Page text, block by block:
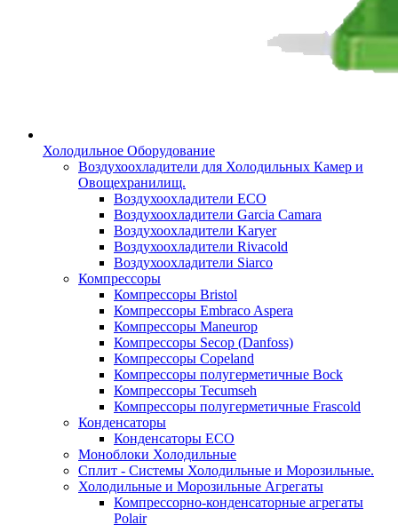
Холодильное Оборудование
Воздухоохладители для Холодильных Камер и
Овощехранилищ.
Воздухоохладители ECO
Воздухоохладители Garcia Camara
Воздухоохладители Karyer
Воздухоохладители Rivacold
Воздухоохладители Siarco
Компрессоры
Компрессоры Bristol
Компрессоры Embraco Aspera
Компрессоры Maneurop
Компрессоры Secop (Danfoss)
Компрессоры Copeland
Компрессоры полугерметичные Bock
Компрессоры Tecumseh
Компрессоры полугерметичные Frascold
Конденсаторы
Конденсаторы ECO
Моноблоки Холодильные
Сплит - Системы Холодильные и Морозильные.
Холодильные и Морозильные Агрегаты
Компрессорно-конденсаторные агрегаты
Polair